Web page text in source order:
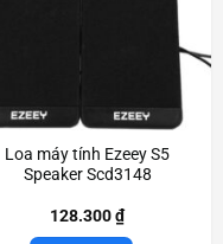
Loa máy tính Ezeey S5
Speaker Scd3148
128.300₫